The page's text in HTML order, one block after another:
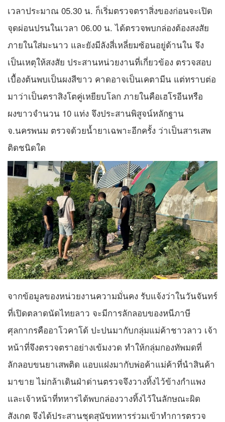
เวลาประมาณ 05.30 น. ก็เริ่มตรวจตราสิ่งของก่อนจะเปิด
จุดผ่อนปรนในเวลา 06.00 น. ได้ตรวจพบกล่องต้องสงสัย
ภายในใส่มะนาว และยังมีลังสี่เหลี่ยมซ้อนอยู่ด้านใน จึง
เป็นเหตุให้สงสัย ประสานหน่วยงานที่เกี่ยวข้อง ตรวจสอบ
เบื้องต้นพบเป็นผงสีขาว คาดอาจเป็นเคตามีน แต่ทราบต่อ
มาว่าเป็นตราสิงโตคู่เหยียบโลก ภายในคือเฮโรอีนหรือ
ผงขาวจำนวน 10 แท่ง จึงประสานพิสูจน์หลักฐาน
จ.นครพนม ตรวจด้วยน้ำยาเฉพาะอีกครั้ง ว่าเป็นสารเสพ
ติดชนิดใด
จากข้อมูลของหน่วยงานความมั่นคง รับแจ้งว่าในวันจันทร์
ที่เปิดตลาดนัดไทยลาว จะมีการลักลอบของหนีภาษี
ศุลกากรคืออาโวคาโด้ ปะปนมากับกลุ่มแม่ค้าชาวลาว เจ้า
หน้าที่จึงตรวจตราอย่างเข้มงวด ทำให้กลุ่มกองทัพมดที่
ลักลอบขนยาเสพติด แอบแฝงมากับพ่อค้าแม่ค้าที่นำสินค้า
มาขาย ไม่กล้าเดินฝ่าด่านตรวจจึงวางทิ้งไว้ข้างกำแพง
และเจ้าหน้าที่ทหารได้พบกล่องวางทิ้งไว้ในลักษณะผิด
สังเกต จึงได้ประสานชุดสุนัขทหารร่วมเข้าทำการตรวจ